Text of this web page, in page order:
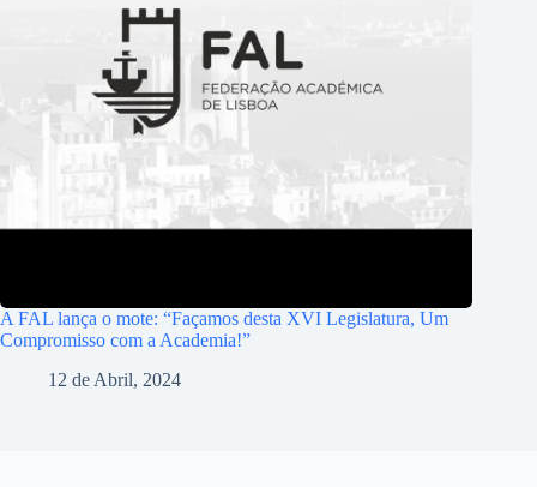
A FAL lança o mote: “Façamos desta XVI Legislatura, Um
Compromisso com a Academia!”
12 de Abril, 2024